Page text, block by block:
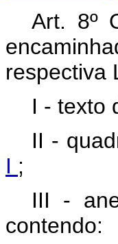
Art. 8º
respectiva
I - texto
II -
I ;
III -
contendo: